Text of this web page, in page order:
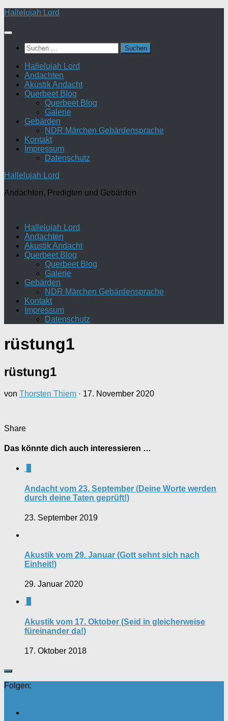
Zum
springen
Hallelujah Lord
Suchen
nach:
Hallelujah Lord
Andachten
Akustik Andacht
Querbeet Blog
Querbeet Blog
Galerie
Gebärden
NDR Märchen Gebärdensprache
Kontakt
Impressum
Datenschutz
Hallelujah Lord
Andachten, Predigten und Gebärden
Hallelujah Lord
Andachten
Akustik Andacht
Querbeet Blog
Querbeet Blog
Galerie
Gebärden
NDR Märchen Gebärdensprache
Kontakt
Impressum
Datenschutz
rüstung1
rüstung1
von Thorsten Thiem · 17. November 2020
Share
Das könnte dich auch interessieren …
Andacht vom 23. September (Deine Worte werden
durch deine Taten geprüft!)
23. September 2019
Akustik vom 29. Januar (Gott sehnt sich nach
Einheit!)
29. Januar 2020
Akustik vom 17. Oktober (Seid in gleicherweise
füreinander da!)
17. Oktober 2018
Folgen: